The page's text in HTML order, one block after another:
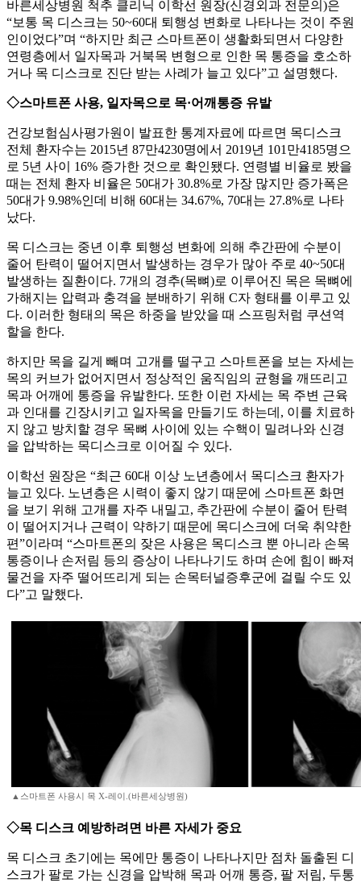
바른세상병원 척추 클리닉 이학선 원장(신경외과 전문의)은
“보통 목 디스크는 50~60대 퇴행성 변화로 나타나는 것이 주원
인이었다”며 “하지만 최근 스마트폰이 생활화되면서 다양한
연령층에서 일자목과 거북목 변형으로 인한 목 통증을 호소하
거나 목 디스크로 진단 받는 사례가 늘고 있다”고 설명했다.
◇스마트폰 사용, 일자목으로 목·어깨통증 유발
건강보험심사평가원이 발표한 통계자료에 따르면 목디스크
전체 환자수는 2015년 87만4230명에서 2019년 101만4185명으
로 5년 사이 16% 증가한 것으로 확인됐다. 연령별 비율로 봤을
때는 전체 환자 비율은 50대가 30.8%로 가장 많지만 증가폭은
50대가 9.98%인데 비해 60대는 34.67%, 70대는 27.8%로 나타
났다.
목 디스크는 중년 이후 퇴행성 변화에 의해 추간판에 수분이
줄어 탄력이 떨어지면서 발생하는 경우가 많아 주로 40~50대
발생하는 질환이다. 7개의 경추(목뼈)로 이루어진 목은 목뼈에
가해지는 압력과 충격을 분배하기 위해 C자 형태를 이루고 있
다. 이러한 형태의 목은 하중을 받았을 때 스프링처럼 쿠션역
할을 한다.
하지만 목을 길게 빼며 고개를 떨구고 스마트폰을 보는 자세는
목의 커브가 없어지면서 정상적인 움직임의 균형을 깨뜨리고
목과 어깨에 통증을 유발한다. 또한 이런 자세는 목 주변 근육
과 인대를 긴장시키고 일자목을 만들기도 하는데, 이를 치료하
지 않고 방치할 경우 목뼈 사이에 있는 수핵이 밀려나와 신경
을 압박하는 목디스크로 이어질 수 있다.
이학선 원장은 “최근 60대 이상 노년층에서 목디스크 환자가
늘고 있다. 노년층은 시력이 좋지 않기 때문에 스마트폰 화면
을 보기 위해 고개를 자주 내밀고, 추간판에 수분이 줄어 탄력
이 떨어지거나 근력이 약하기 때문에 목디스크에 더욱 취약한
편”이라며 “스마트폰의 잦은 사용은 목디스크 뿐 아니라 손목
통증이나 손저림 등의 증상이 나타나기도 하며 손에 힘이 빠져
물건을 자주 떨어뜨리게 되는 손목터널증후군에 걸릴 수도 있
다”고 말했다.
▲스마트폰 사용시 목 X-레이.(바른세상병원)
◇목 디스크 예방하려면 바른 자세가 중요
목 디스크 초기에는 목에만 통증이 나타나지만 점차 돌출된 디
스크가 팔로 가는 신경을 압박해 목과 어깨 통증, 팔 저림, 두통